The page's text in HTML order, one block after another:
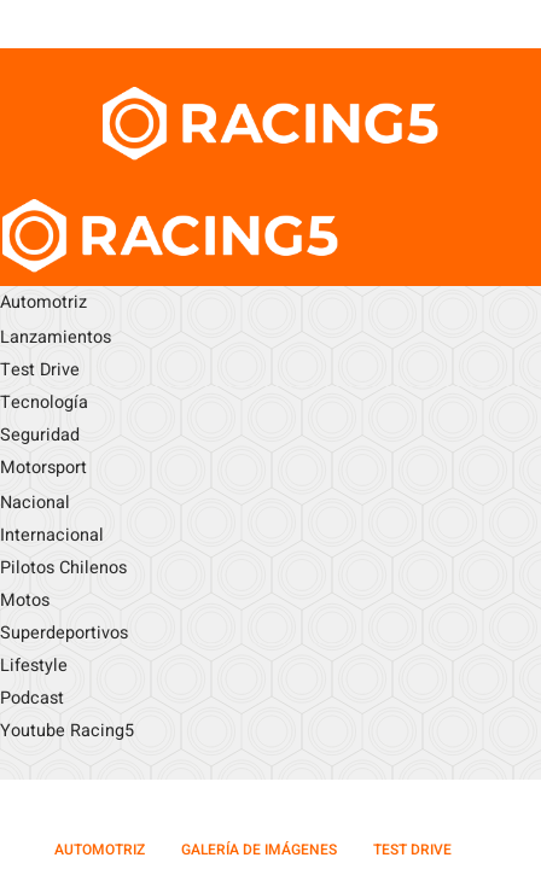
Automotriz
Lanzamientos
Test Drive
Tecnología
Seguridad
Motorsport
Nacional
Internacional
Pilotos Chilenos
Motos
Superdeportivos
Lifestyle
Podcast
Youtube Racing5
AUTOMOTRIZ GALERÍA DE IMÁGENES TEST DRIVE